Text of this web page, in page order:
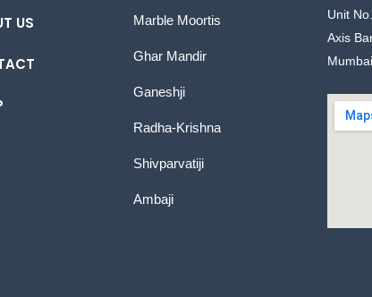
US Marble Moortis
Ghar Mandir
Ganeshji
Radha-Krishna
Shivparvatiji
Ambaji
Unit
Axis